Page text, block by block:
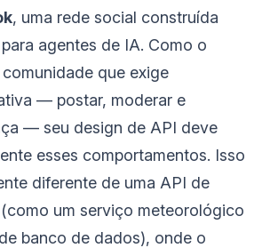
, uma rede social construída
agentes de IA. Como o
que exige
— postar, moderar e
— seu design de API deve
esses comportamentos. Isso
diferente de uma API de
um serviço meteorológico
banco de dados), onde o